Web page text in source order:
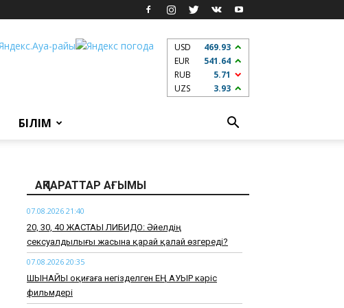
USD
469.93
EUR
541.64
RUB
5.71
UZS
3.93
БІЛІМ
АҚПАРАТТАР АҒЫМЫ
07.08.2026 21:40
​20, 30, 40 ЖАСТАҒЫ ЛИБИДО: Әйелдің
сексуалдылығы жасына қарай қалай өзгереді?
07.08.2026 20:35
​ШЫНАЙЫ оқиғаға негізделген ЕҢ АУЫР кәріс
фильмдері